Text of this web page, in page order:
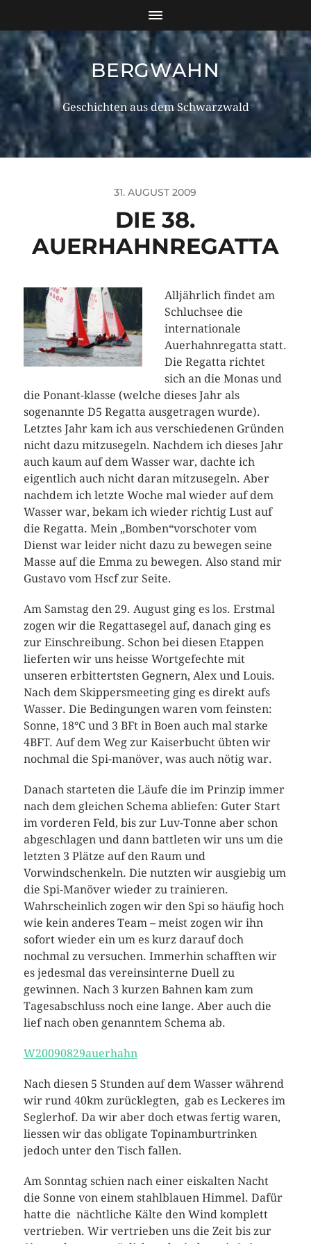
BERGWAHN
Geschichten aus dem Schwarzwald
31. AUGUST 2009
DIE 38.
AUERHAHNREGATTA
Alljährlich findet am
Schluchsee die
internationale
Auerhahnregatta statt.
Die Regatta richtet
sich an die Monas und
die Ponant-klasse (welche dieses Jahr als
sogenannte D5 Regatta ausgetragen wurde).
Letztes Jahr kam ich aus verschiedenen Gründen
nicht dazu mitzusegeln. Nachdem ich dieses Jahr
auch kaum auf dem Wasser war, dachte ich
eigentlich auch nicht daran mitzusegeln. Aber
nachdem ich letzte Woche mal wieder auf dem
Wasser war, bekam ich wieder richtig Lust auf
die Regatta. Mein „Bomben“vorschoter vom
Dienst war leider nicht dazu zu bewegen seine
Masse auf die Emma zu bewegen. Also stand mir
Gustavo vom Hscf zur Seite.
Am Samstag den 29. August ging es los. Erstmal
zogen wir die Regattasegel auf, danach ging es
zur Einschreibung. Schon bei diesen Etappen
lieferten wir uns heisse Wortgefechte mit
unseren erbittertsten Gegnern, Alex und Louis.
Nach dem Skippersmeeting ging es direkt aufs
Wasser. Die Bedingungen waren vom feinsten:
Sonne, 18°C und 3 BFt in Boen auch mal starke
4BFT. Auf dem Weg zur Kaiserbucht übten wir
nochmal die Spi-manöver, was auch nötig war.
Danach starteten die Läufe die im Prinzip immer
nach dem gleichen Schema abliefen: Guter Start
im vorderen Feld, bis zur Luv-Tonne aber schon
abgeschlagen und dann battleten wir uns um die
letzten 3 Plätze auf den Raum und
Vorwindschenkeln. Die nutzten wir ausgiebig um
die Spi-Manöver wieder zu trainieren.
Wahrscheinlich zogen wir den Spi so häufig hoch
wie kein anderes Team – meist zogen wir ihn
sofort wieder ein um es kurz darauf doch
nochmal zu versuchen. Immerhin schafften wir
es jedesmal das vereinsinterne Duell zu
gewinnen. Nach 3 kurzen Bahnen kam zum
Tagesabschluss noch eine lange. Aber auch die
lief nach oben genanntem Schema ab.
W20090829auerhahn
Nach diesen 5 Stunden auf dem Wasser während
wir rund 40km zurücklegten, gab es Leckeres im
Seglerhof. Da wir aber doch etwas fertig waren,
liessen wir das obligate Topinamburtrinken
jedoch unter den Tisch fallen.
Am Sonntag schien nach einer eiskalten Nacht
die Sonne von einem stahlblauen Himmel. Dafür
hatte die nächtliche Kälte den Wind komplett
vertrieben. Wir vertrieben uns die Zeit bis zur